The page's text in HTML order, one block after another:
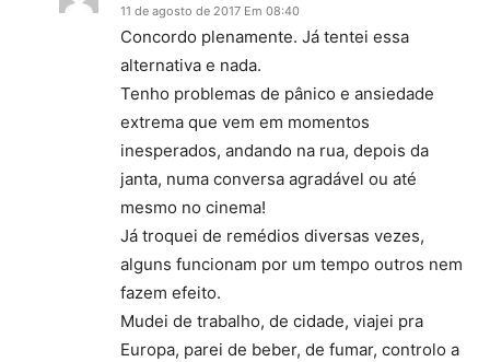
11 de agosto de 2017 Em 08:40
Concordo plenamente. Já tentei essa
alternativa e nada.
Tenho problemas de pânico e ansiedade
extrema que vem em momentos
inesperados, andando na rua, depois da
janta, numa conversa agradável ou até
mesmo no cinema!
Já troquei de remédios diversas vezes,
alguns funcionam por um tempo outros nem
fazem efeito.
Mudei de trabalho, de cidade, viajei pra
Europa, parei de beber, de fumar, controlo a